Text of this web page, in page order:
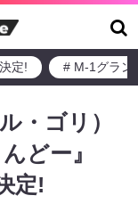
定! # M-1グラン
・ゴリ）
どー』
定!